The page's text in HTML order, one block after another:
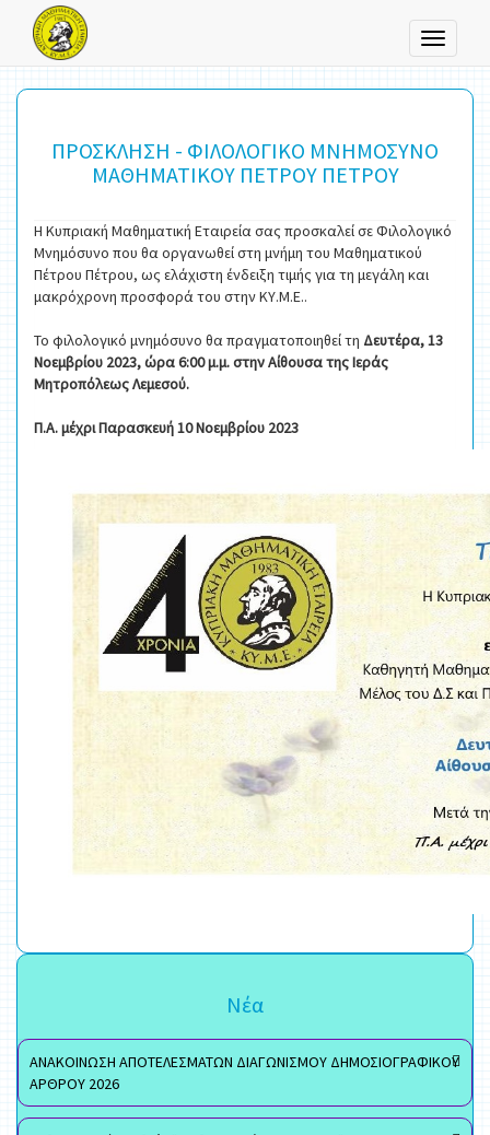
Toggle
ΠΡΟΣΚΛΗΣΗ - ΦΙΛΟΛΟΓΙΚΟ ΜΝΗΜΟΣΥΝΟ
ΜΑΘΗΜΑΤΙΚΟΥ ΠΕΤΡΟΥ ΠΕΤΡΟΥ
Η Κυπριακή Μαθηματική Εταιρεία σας προσκαλεί σε Φιλολογικό
Μνημόσυνο που θα οργανωθεί στη μνήμη του Μαθηματικού
Πέτρου Πέτρου, ως ελάχιστη ένδειξη τιμής για τη μεγάλη και
μακρόχρονη προσφορά του στην ΚΥ.Μ.Ε..
Το φιλολογικό μνημόσυνο θα πραγματοποιηθεί τη Δευτέρα, 13
Νοεμβρίου 2023, ώρα 6:00 μ.μ. στην Αίθουσα της Ιεράς
Μητροπόλεως Λεμεσού.
Π.Α. μέχρι Παρασκευή 10 Νοεμβρίου 2023
Νέα
ΑΝΑΚΟΙΝΩΣΗ ΑΠΟΤΕΛΕΣΜΑΤΩΝ ΔΙΑΓΩΝΙΣΜΟΥ ΔΗΜΟΣΙΟΓΡΑΦΙΚΟΥ
ΑΡΘΡΟΥ 2026